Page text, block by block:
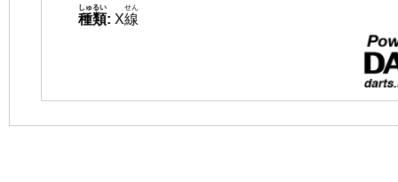
種類
しゅるい
: X線
せん